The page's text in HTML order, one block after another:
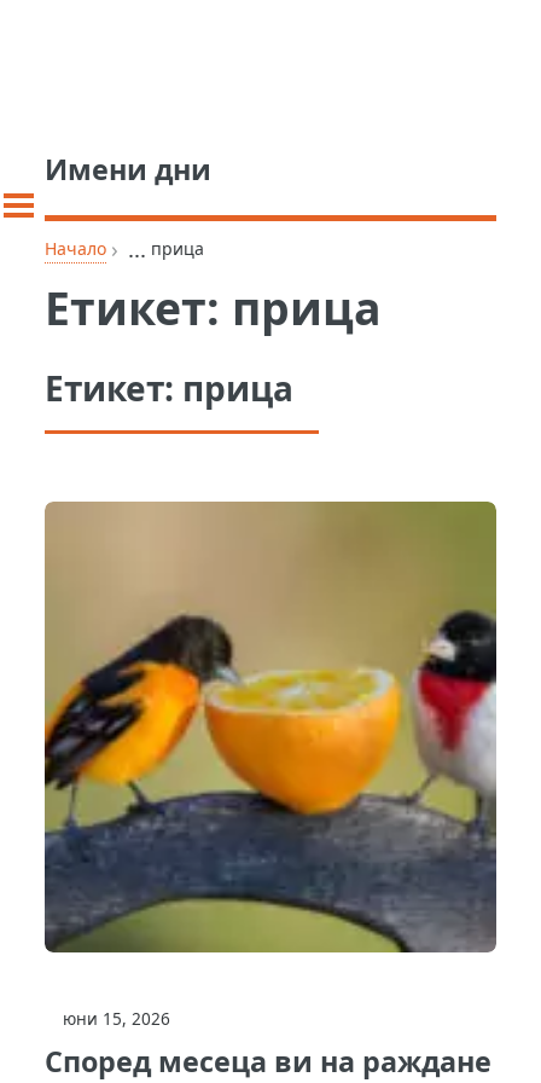
Имени дни
Начало › ... прица
Етикет: прица
Етикет: прица
юни 15, 2026
Според месеца ви на раждане